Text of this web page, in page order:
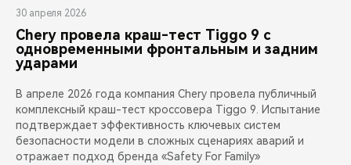
30 апреля 2026
Chery провела краш-тест Tiggo 9 с
одновременными фронтальным и задним
ударами
В апреле 2026 года компания Chery провела публичный
комплексный краш-тест кроссовера Tiggo 9. Испытание
подтверждает эффективность ключевых систем
безопасности модели в сложных сценариях аварий и
отражает подход бренда «Safety For Family»